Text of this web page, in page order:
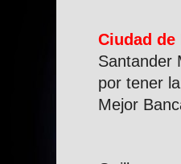
Ciudad de
Santander
por tener
Mejor